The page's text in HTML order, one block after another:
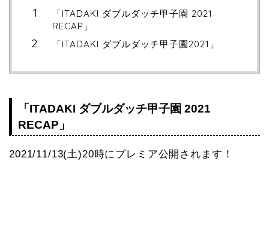
「ITADAKI ダブルダッチ甲子園 2021
RECAP」
「ITADAKI ダブルダッチ甲子園2021」
「ITADAKI ダブルダッチ甲子園 2021
RECAP」
2021/11/13(土)20時にプレミア公開されます！